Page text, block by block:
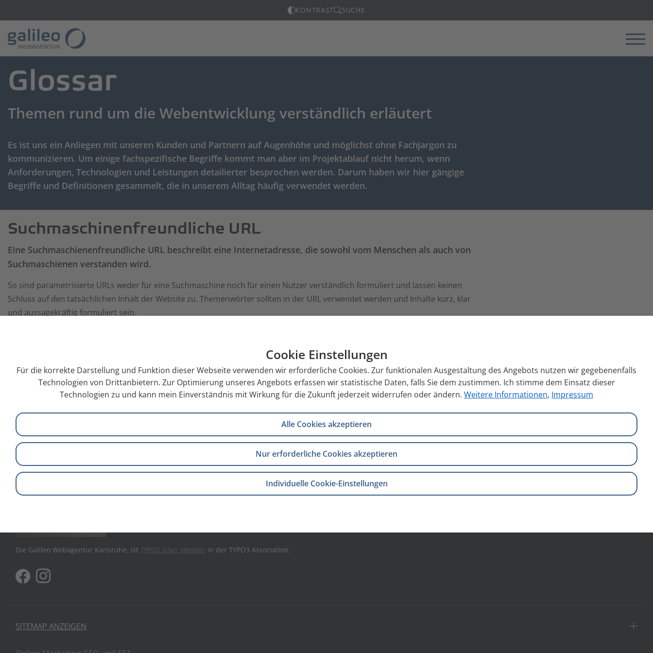
KONTRAST SUCHE
Glossar
Themen rund um die Webentwicklung verständlich erläutert
Es ist uns ein Anliegen mit unseren Kunden und Partnern auf Augenhöhe und möglichst ohne Fachjargon zu
kommunizieren. Um einige fachspezifische Begriffe kommt man aber im Projektablauf nicht herum, wenn
Anforderungen, Technologien und Leistungen detailierter besprochen werden. Darum haben wir hier gängige
Begriffe und Definitionen gesammelt, die in unserem Alltag häufig verwendet werden.
Suchmaschinenfreundliche URL
Eine Suchmaschienenfreundliche URL beschreibt eine Internetadresse, die sowohl vom Menschen als auch von
Suchmaschienen verstanden wird.
So sind parametrisierte URLs weder für eine Suchmaschine noch für einen Nutzer verständlich formuliert und lassen keinen
Schluss auf den tatsächlichen Inhalt der Website zu. Themenwörter sollten in der URL verwendet werden und Inhalte kurz, klar
und aussagekräftig formuliert sein.
info@galileo-webagentur.de
+49 (0)721 981 925 - 0
Kontakt aufnehmen
Die Galileo Webagentur Karlsruhe, ist TYPO3 Silver Member in der TYPO3 Association.
SITEMAP ANZEIGEN
Cookie Einstellungen
Für die korrekte Darstellung und Funktion dieser Webseite verwenden wir erforderliche Cookies. Zur funktionalen Ausgestaltung des Angebots nutzen wir gegebenenfalls
Technologien von Drittanbietern. Zur Optimierung unseres Angebots erfassen wir statistische Daten, falls Sie dem zustimmen. Ich stimme dem Einsatz dieser
Technologien zu und kann mein Einverständnis mit Wirkung für die Zukunft jederzeit widerrufen oder ändern. Weitere Informationen, Impressum
Alle Cookies akzeptieren
Nur erforderliche Cookies akzeptieren
Individuelle Cookie-Einstellungen